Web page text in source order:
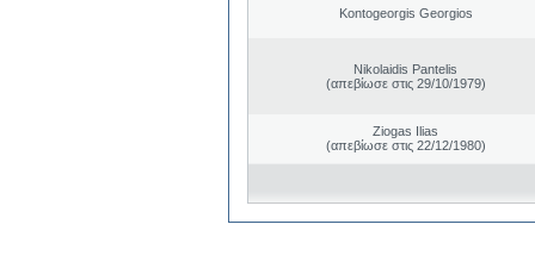
Kontogeorgis Georgios
Nikolaidis Pantelis
(απεβίωσε στις 29/10/1979)
Ziogas Ilias
(απεβίωσε στις 22/12/1980)